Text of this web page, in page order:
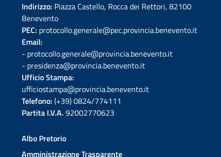
Indirizzo: Piazza Castello, Rocca dei Rettori, 82100
Benevento
PEC: protocollo.generale@pec.provincia.benevento.it
Email:
- protocollo.generale@provincia.benevento.it
- presidenza@provincia.benevento.it
Ufficio Stampa:
ufficiostampa@provincia.benevento.it
Telefono: (+39) 0824/774111
Partita I.V.A. 92002770623
Albo Pretorio
Amministrazione Trasparente